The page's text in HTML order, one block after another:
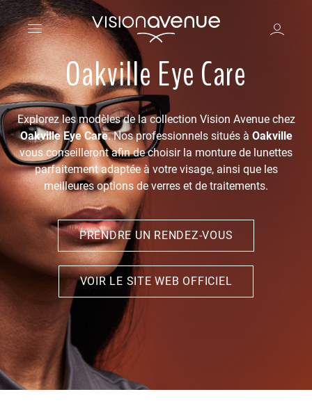
Oakville Eye Care
Explorez les modèles de la collection Vision Avenue chez
Oakville Eye Care. Nos professionnels situés à Oakville
vous conseilleront afin de choisir la monture de lunettes
parfaitement adaptée à votre visage, ainsi que les
meilleures options de verres et de traitements.
PRENDRE UN RENDEZ-VOUS
VOIR LE SITE WEB OFFICIEL